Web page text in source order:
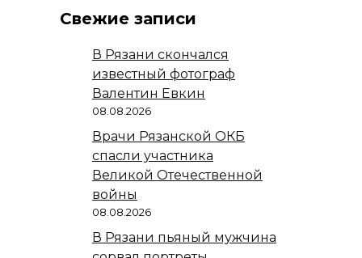
Свежие записи
В Рязани скончался
известный фотограф
Валентин Евкин
08.08.2026
Врачи Рязанской ОКБ
спасли участника
Великой Отечественной
войны
08.08.2026
В Рязани пьяный мужчина